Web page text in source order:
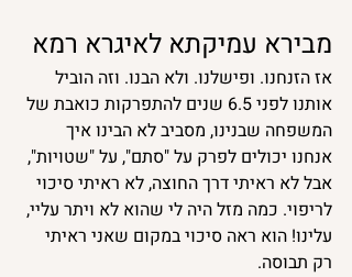
מבירא עמיקתא לאיגרא רמא
אז הזנחנו. ופישלנו. ולא הבנו. וזה הוביל
אותנו לפני 6.5 שנים להתפרקות כואבת של
המשפחה שבנינו, מסביב לא הבינו איך
אנחנו יכולים לפרק על "סתם", על "שטויות",
אבל לא ראיתי דרך החוצה, לא ראיתי סיכוי
לריפוי. כמה מזל היה לי שהוא לא ויתר עליי,
עלינו! הוא ראה סיכוי במקום שאני ראיתי
רק תבוסה.